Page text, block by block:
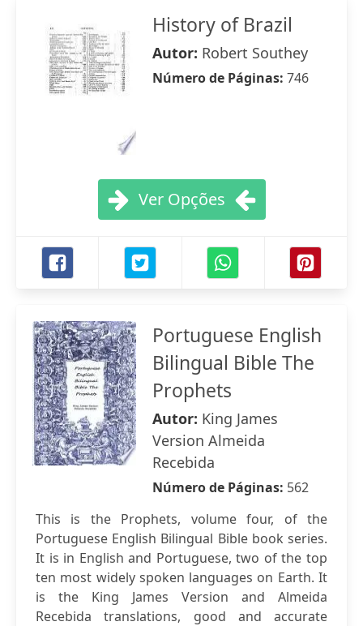
History of Brazil
Autor: Robert Southey
Número de Páginas: 746
Ver Opções
Portuguese English
Bilingual Bible The
Prophets
Autor: King James
Version Almeida
Recebida
Número de Páginas: 562
This is the Prophets, volume four, of the
Portuguese English Bilingual Bible book series.
It is in English and Portuguese, two of the top
ten most widely spoken languages on Earth. It
is the King James Version and Almeida
Recebida translations, good and accurate